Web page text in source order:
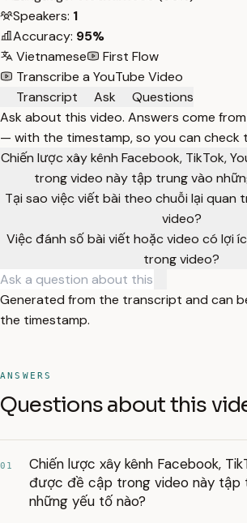
Speakers: 1
Accuracy: 95%
Vietnamese
First Flow
Transcribe a YouTube Video
Transcript
Ask
Questions
Ask about this video. Answers come
— with the timestamp, so you can check
Chiến lược xây kênh Facebook, TikTok,
trong video này tập trung vào
Tại sao việc viết bài theo chuỗi lại quan
video?
Việc đánh số bài viết hoặc video có lợi
trong video?
Generated from the transcript and can
the timestamp.
ANSWERS
Questions about this
01
Chiến lược xây kênh Facebook,
được đề cập trong video này tập
những yếu tố nào?